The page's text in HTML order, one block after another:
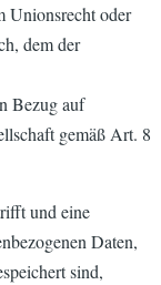
Unionsrecht oder
dem der
Bezug auf
gemäß Art. 8
und eine
Daten,
sind,